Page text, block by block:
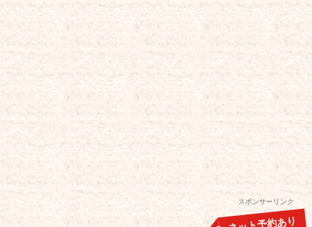
スポンサーリンク